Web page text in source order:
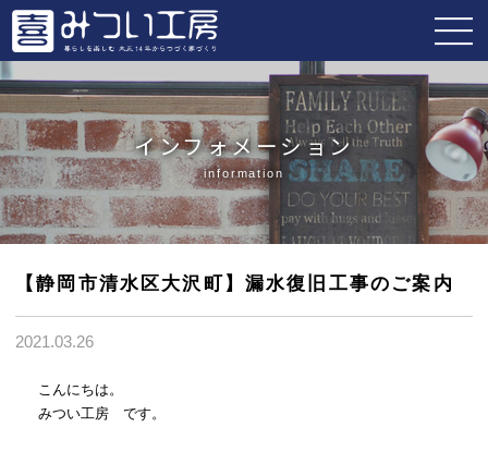
インフォメーション
information
【静岡市清水区大沢町】漏水復旧工事のご案内
2021.03.26
こんにちは。
みつい工房 です。